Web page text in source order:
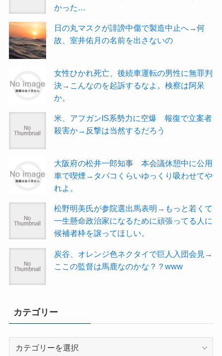
かった…
日の丸マスクが誹謗中傷で製造中止へ→何
故、室井佑月の名前を出さないの
女性ひかれ死亡、後続車運転の男性に無罪判
決→こんなのを起訴するなよ。検察は阿呆
か。
米、アフガンIS系勢力に空爆 報復で立案者
殺害か→反撃は当然するだろう
大阪府の松井一郎知事 本会議休憩中に公用
車で喫煙→タバコくらいゆっくり吸わせてや
れよ。
松野明美氏が参院選出馬表明→もっと若くて
一生懸命政治家になるために頑張ってる人に
候補者枠を譲ってほしい。
炭谷、オレンジ色ネクタイで巨人入団会見→
ここの監督は馬鹿なのかな？？www
カテゴリー